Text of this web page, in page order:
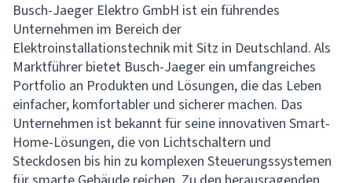
Busch-Jaeger Elektro GmbH ist ein führendes
Unternehmen im Bereich der
Elektroinstallationstechnik mit Sitz in Deutschland. Als
Marktführer bietet Busch-Jaeger ein umfangreiches
Portfolio an Produkten und Lösungen, die das Leben
einfacher, komfortabler und sicherer machen. Das
Unternehmen ist bekannt für seine innovativen Smart-
Home-Lösungen, die von Lichtschaltern und
Steckdosen bis hin zu komplexen Steuerungssystemen